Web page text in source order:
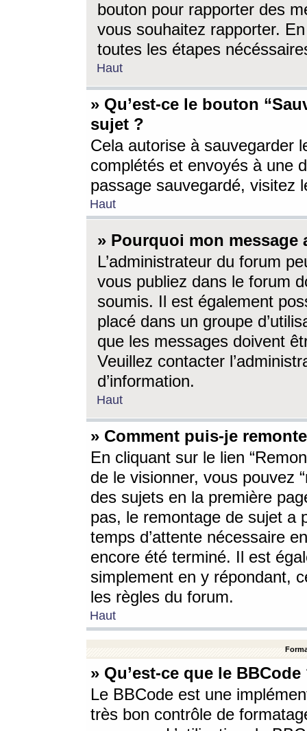
bouton pour rapporter des
vous souhaitez rapporter.
toutes les étapes
Haut
» Qu’est-ce le bouton
sujet ?
Cela autorise à sauvegarder
complétés et envoyés à une
passage sauvegardé, visitez
Haut
» Pourquoi mon message
L’administrateur du forum
vous publiez dans le forum
soumis. Il est également
placé dans un groupe
que les messages doivent
Veuillez contacter
d’information.
Haut
» Comment puis-je
En cliquant sur le lien
de le visionner, vous pouvez
des sujets en la première
pas, le remontage de sujet a
temps d’attente nécessaire
encore été terminé. Il est
simplement en y répondant,
les règles du forum.
Haut
» Qu’est-ce que le BBCode
Le BBCode est une
très bon contrôle de